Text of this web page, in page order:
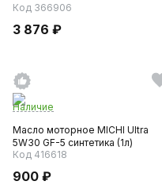
Код 366906
3 876 ₽
Наличие
Масло моторное MICHI Ultra
5W30 GF-5 синтетика (1л)
Код 416618
900 ₽